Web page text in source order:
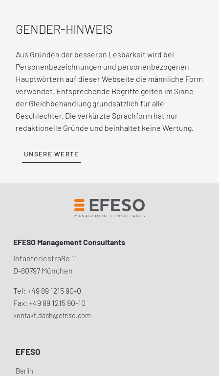
GENDER-HINWEIS
Aus Gründen der besseren Lesbarkeit wird bei
Personenbezeichnungen und personenbezogenen
Hauptwörtern auf dieser Webseite die männliche Form
verwendet. Entsprechende Begriffe gelten im Sinne
der Gleichbehandlung grundsätzlich für alle
Geschlechter. Die verkürzte Sprachform hat nur
redaktionelle Gründe und beinhaltet keine Wertung.
UNSERE WERTE
EFESO Management Consultants
Infanteriestraße 11
D-80797 München
Tel: +49 89 1215 90-0
Fax: +49 89 1215 90-10
kontakt.dach@efeso.com
EFESO
Berlin